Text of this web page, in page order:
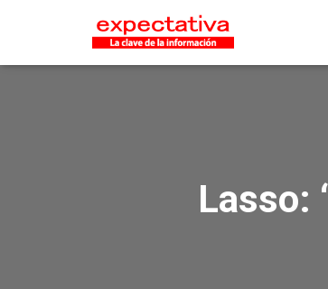
Lasso: